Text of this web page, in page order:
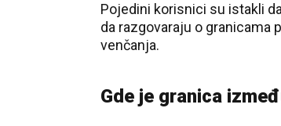
Pojedini korisnici su istakli
da razgovaraju o granicama
venčanja.
Gde je granica